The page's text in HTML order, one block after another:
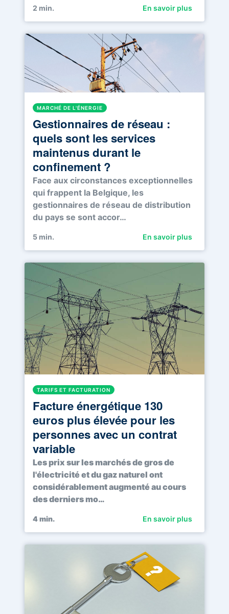
2 min. En savoir plus
MARCHÉ DE L'ÉNERGIE
Gestionnaires de réseau :
quels sont les services
maintenus durant le
confinement ?
Face aux circonstances exceptionnelles
qui frappent la Belgique, les
gestionnaires de réseau de distribution
du pays se sont accor…
5 min. En savoir plus
TARIFS ET FACTURATION
Facture énergétique 130
euros plus élevée pour les
personnes avec un contrat
variable
Les prix sur les marchés de gros de
l'électricité et du gaz naturel ont
considérablement augmenté au cours
des derniers mo…
4min. En savoir plus